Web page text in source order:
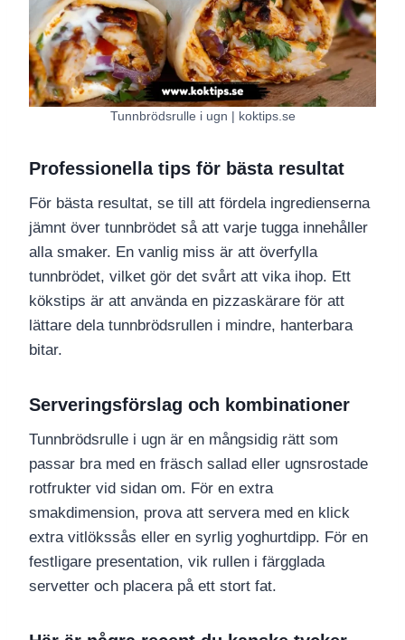
Tunnbrödsrulle i ugn | koktips.se
Professionella tips för bästa resultat
För bästa resultat, se till att fördela ingredienserna
jämnt över tunnbrödet så att varje tugga innehåller
alla smaker. En vanlig miss är att överfylla
tunnbrödet, vilket gör det svårt att vika ihop. Ett
kökstips är att använda en pizzaskärare för att
lättare dela tunnbrödsrullen i mindre, hanterbara
bitar.
Serveringsförslag och kombinationer
Tunnbrödsrulle i ugn är en mångsidig rätt som
passar bra med en fräsch sallad eller ugnsrostade
rotfrukter vid sidan om. För en extra
smakdimension, prova att servera med en klick
extra vitlökssås eller en syrlig yoghurtdipp. För en
festligare presentation, vik rullen i färgglada
servetter och placera på ett stort fat.